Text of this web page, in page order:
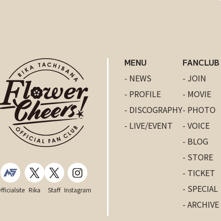
Rika Staff Instagram
MENU
- NEWS
- PROFILE
- DISCOGRAPHY
- LIVE/EVENT
FANCLUB
- JOIN
- MOVIE
- PHOTO
- VOICE
- BLOG
- STORE
- TICKET
- SPECIAL
- ARCHIVE